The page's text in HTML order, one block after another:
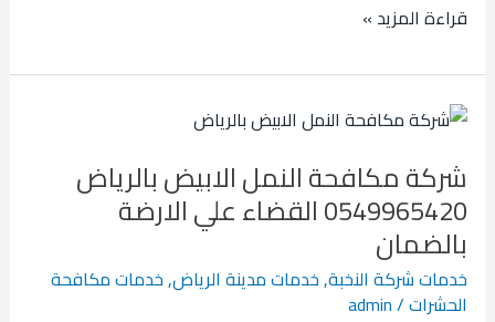
قراءة المزيد »
شركة مكافحة النمل الابيض بالرياض
0549965420 القضاء علي الارضة
بالضمان
خدمات شركة النخبة,خدمات مدينة الرياض,خدمات مكافحة
الحشرات/
admin
شركة
النمل
الابيض
بالرياض
0549965420
القضاء